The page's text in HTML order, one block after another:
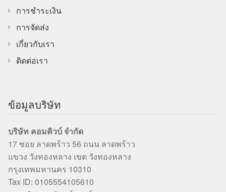
การชำระเงิน
การจัดส่ง
เกี่ยวกับเรา
ติดต่อเรา
ข้อมูลบริษัท
บริษัท คอมคิวบ์ จำกัด
17 ซอย ลาดพร้าว 56 ถนน ลาดพร้าว
แขวง วังทองหลาง เขต วังทองหลาง
กรุงเทพมหานคร 10310
Tax ID: 0105554105610